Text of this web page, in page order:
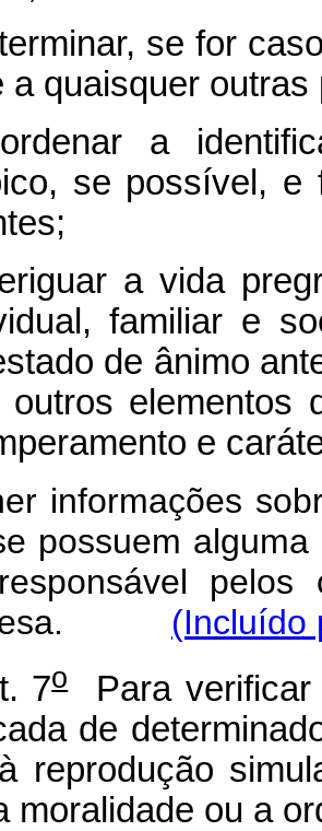
se for
a quaisquer
a
se possível,
a vida
familiar e
de ânimo
outros elementos
e
informações
possuem
(Incluído
7oPara verificar
de
reprodução
moralidade ou a